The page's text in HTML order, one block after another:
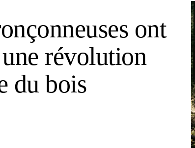
ont
révolution
du bois